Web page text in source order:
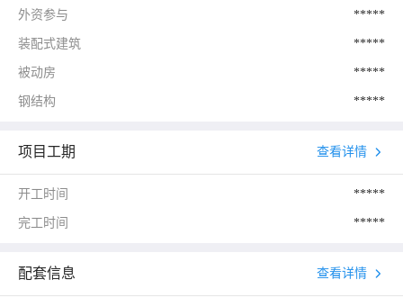
外资参与 *****
装配式建筑 *****
被动房 *****
钢结构 *****
项目工期 查看详情
开工时间 *****
完工时间 *****
配套信息 查看详情